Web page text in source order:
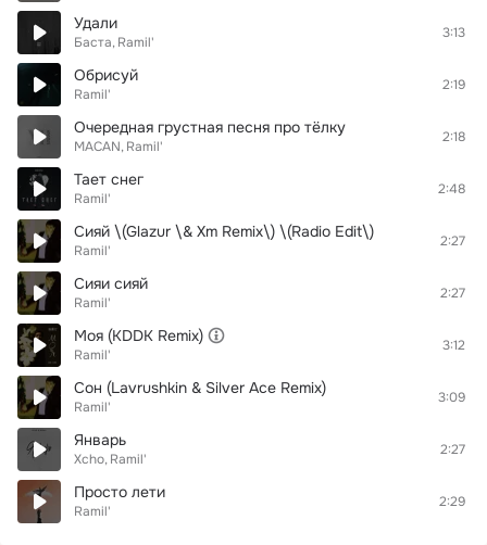
Удали
Баста Ramil'
3:13
Обрисуй
Ramil'
2:19
Очередная грустная песня про тёлку
MACAN Ramil'
2:18
Тает снег
Ramil'
2:48
Сияй \(Glazur \& Xm Remix\) \(Radio Edit\)
Ramil'
2:27
Сияи сияй
Ramil'
2:27
Моя (KDDK Remix)
Ramil'
3:12
Сон (Lavrushkin & Silver Ace Remix)
Ramil'
3:09
Январь
Xcho Ramil'
2:27
Просто лети
Ramil'
2:29